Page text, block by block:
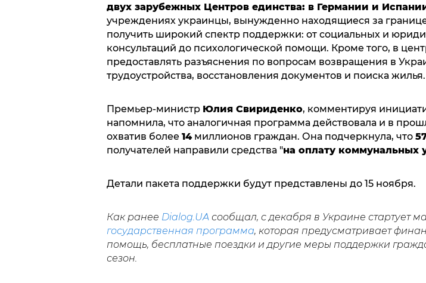
двух зарубежных Центров единства: в Германии и
учреждениях украинцы, вынужденно находящиеся за
получить широкий спектр поддержки: от социальных и
консультаций до психологической помощи. Кроме того, в
предоставлять разъяснения по вопросам возвращения в
трудоустройства, восстановления документов и поиска жилья.
Премьер-министр Юлия Свириденко, комментируя
напомнила, что аналогичная программа действовала и в
охватив более 14миллионов граждан. Она подчеркнула, что
получателей направили средства "на оплату коммунальных
Детали пакета поддержки будут представлены до 15 ноября.
Как ранее Dialog.UAсообщал, с декабря в Украине стартует
государственная программа, которая предусматривает
помощь, бесплатные поездки и другие меры поддержки
сезон.